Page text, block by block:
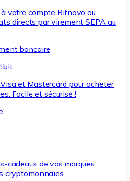
votre compte Bitnovo ou
directs par virement SEPA au
bancaire
et Mastercard pour acheter
Facile et sécurisé !
cadeaux de vos marques
cryptomonnaies.